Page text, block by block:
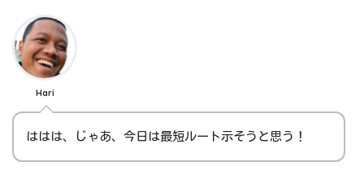
Hari
ははは、じゃあ、今日は最短ルート示そうと思う！